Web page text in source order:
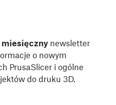
miesięczny newsletter
o nowym
PrusaSlicer i ogólne
do druku 3D.